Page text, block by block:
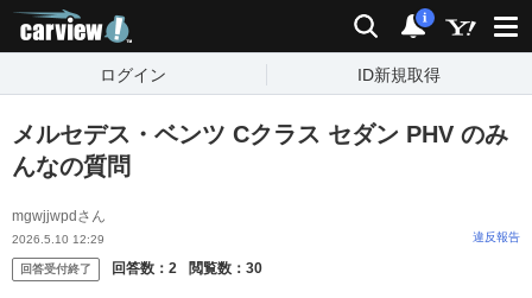
検索 通知
i
ログイン ID新規取得
メルセデス・ベンツ Cクラス セダン PHV のみ
んなの質問
mgwjjwpdさん
2026.5.10 12:29 違反報告
回答受付終了 回答数： 2 閲覧数： 30